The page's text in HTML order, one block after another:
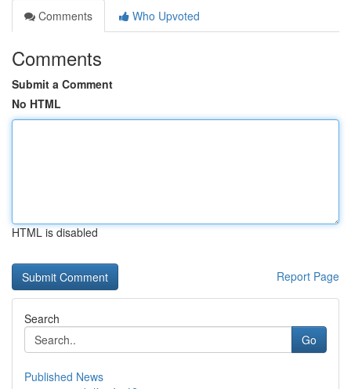
Comments
Who Upvoted
Comments
Submit a Comment
No HTML
HTML is disabled
Report Page
Search
Go
Published News